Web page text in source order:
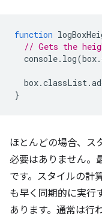
function
// Gets the
console. log(box.
box.classList.
}
ほとんどの場合、ス
必要はありません。
です。スタイルの計
も早く同期的に実行
あります。通常は行